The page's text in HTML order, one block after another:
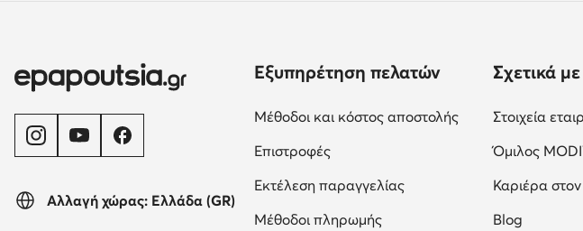
Αλλαγή χώρας: Ελλάδα (GR)
Εξυπηρέτηση πελατών
Μέθοδοι και κόστος αποστολής
Επιστροφές
Εκτέλεση παραγγελίας
Μέθοδοι πληρωμής
Σχετικά
Στοιχεία
Όμιλος
Καριέρα
Blog